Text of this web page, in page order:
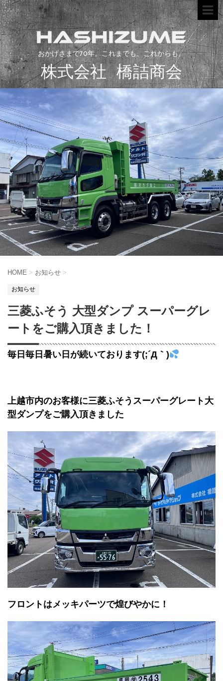
おかげさまで70年。これまでも、これからも。
株式会社 橋詰商会
HOME > お知らせ >
お知らせ
三菱ふそう 大型ダンプ スーパーグレ
ートをご購入頂きました！
毎日毎日暑い日が続いております(;´Д｀)
上越市内のお客様に三菱ふそうスーパーグレート大
型ダンプをご購入頂きました
フロントはメッキパーツで煌びやかに！